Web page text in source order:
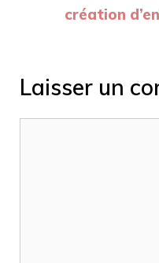
création
Laisser un